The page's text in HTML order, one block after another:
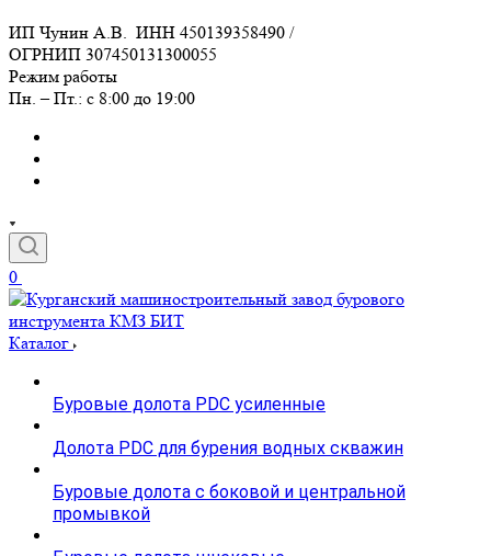
ИП Чунин А.В. ИНН 450139358490 /
ОГРНИП 307450131300055
Режим работы
Пн. – Пт.: с 8:00 до 19:00
0
Каталог
Буровые долота PDC усиленные
Долота PDC для бурения водных скважин
Буровые долота с бoковой и центральной
промывкой